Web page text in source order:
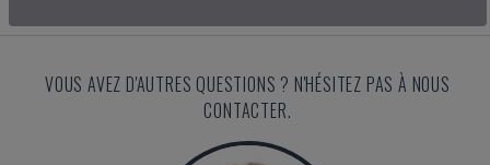
VOUS AVEZ D'AUTRES QUESTIONS ? N'HÉSITEZ PAS À NOUS
CONTACTER.